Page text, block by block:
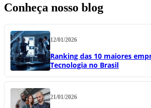
Conheça nosso blog
12/01/2026
Ranking das 10 maiores
Tecnologia no Brasil
21/01/2026